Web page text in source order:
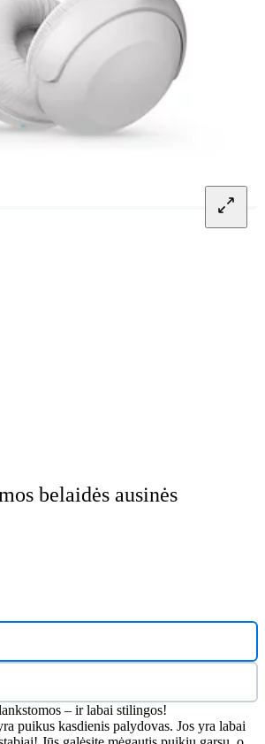
belaidės ausinės
– ir labai stilingos!
puikus kasdienis palydovas. Jos yra labai